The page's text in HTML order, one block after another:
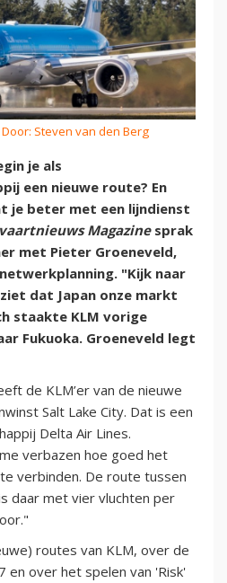
Steven van den Berg
je als
een nieuwe route? En
je beter met een lijndienst
Magazinesprak
met Pieter Groeneveld,
"Kijk naar
dat Japan onze markt
staakte KLM vorige
Fukuoka. Groeneveld legt
de KLM’er van de nieuwe
Salt Lake City. Dat is een
Delta Air Lines.
verbazen hoe goed het
verbinden. De route tussen
daar met vier vluchten per
routes van KLM, over de
en over het spelen van 'Risk'